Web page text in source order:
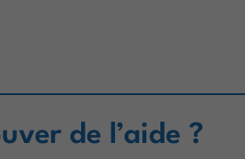
de l’aide ?